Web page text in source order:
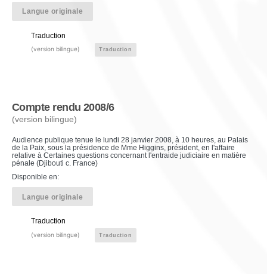
Langue originale
Traduction
(version bilingue) Traduction
Compte rendu 2008/6
(version bilingue)
Audience publique tenue le lundi 28 janvier 2008, à 10 heures, au Palais
de la Paix, sous la présidence de Mme Higgins, président, en l'affaire
relative à Certaines questions concernant l'entraide judiciaire en matière
pénale (Djibouti c. France)
Disponible en:
Langue originale
Traduction
(version bilingue) Traduction